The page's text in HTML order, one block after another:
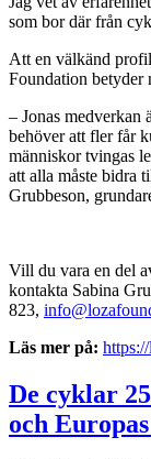
som bor där från
Att en välkänd
Foundation betyder
– Jonas medverkan
behöver att fler får
människor tvingas
att alla måste bidra
Grubbeson,
Vill du vara en del
kontakta Sabina
823,
Läs mer på:
De cyklar
och